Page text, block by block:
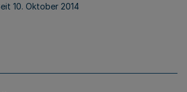
10. Oktober 2014